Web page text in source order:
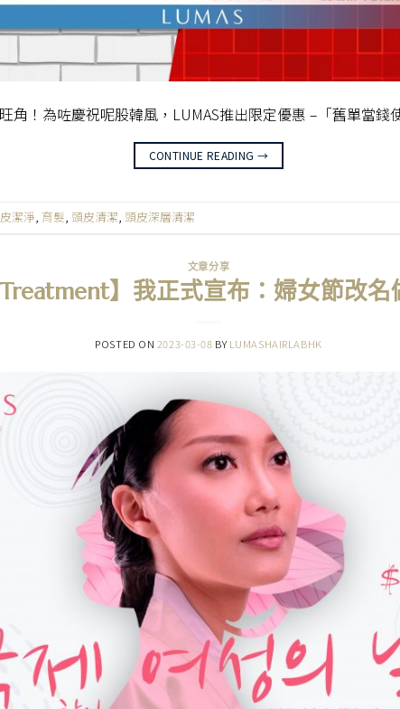
角！為咗慶祝呢股韓風，LUMAS推出限定優惠 –「舊單當
CONTINUE READING →
潔淨, 育髮, 頭皮清潔, 頭皮深層清潔
文章分享
Treatment】我正式宣布：婦女節改
POSTED ON 2023-03-08 BYLUMASHAIRLABHK